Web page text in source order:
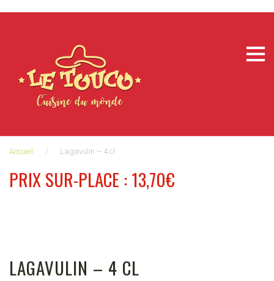
Accueil / Lagavulin – 4 cl
LAGAVULIN – 4 CL
PRIX SUR-PLACE : 13,70€